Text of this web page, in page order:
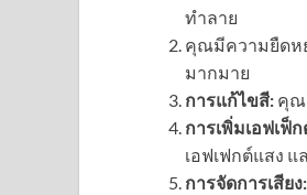
ทำลาย
คุณมีความยืดหยุ่
มากมาย
การแก้ไขสี: คุณ
การเพิ่มเอฟเฟ็
เอฟเฟกต์แสง
การจัดการเสียง: